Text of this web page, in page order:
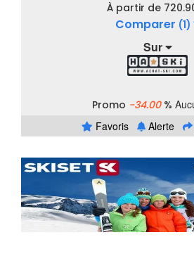
À partir de
Comparer (1)
Sur
Promo -34.00%
Favoris
Alerte